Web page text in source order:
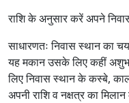
राशि के अनुसार करें अपने
साधारणतः निवास स्थान का
यह मकान उसके लिए कहीं अशुभ
लिए निवास स्थान के कस्बे,
अपनी राशि व नक्षत्र का